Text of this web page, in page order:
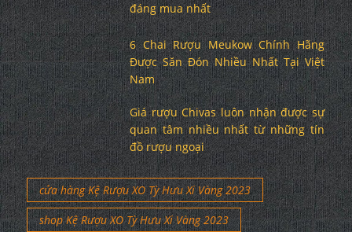
đáng mua nhất
6 Chai Rượu Meukow Chính Hãng
Được Săn Đón Nhiều Nhất Tại Việt
Nam
Giá rượu Chivas luôn nhận được sự
quan tâm nhiều nhất từ những tín
đồ rượu ngoại
cửa hàng Kệ Rượu XO Tỳ Hưu Xi Vàng 2023
shop Kệ Rượu XO Tỳ Hưu Xi Vàng 2023